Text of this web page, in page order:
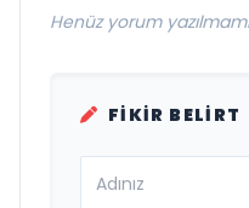
Henüz yorum
FIKIR BELIRT